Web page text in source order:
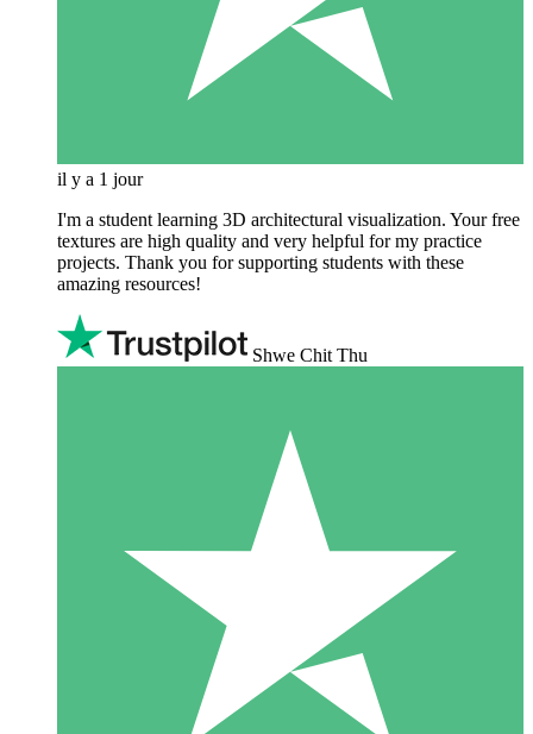
il y a 1 jour
I'm a student learning 3D architectural visualization. Your free
textures are high quality and very helpful for my practice
projects. Thank you for supporting students with these
amazing resources!
Shwe Chit Thu